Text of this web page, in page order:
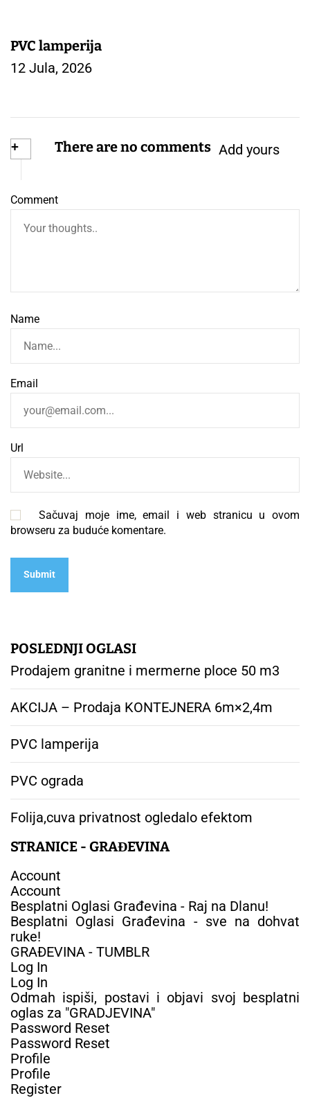
PVC lamperija
12 Jula, 2026
+ There are no comments Add yours
Comment
Name
Email
Url
Sačuvaj moje ime, email i web stranicu u ovom
browseru za buduće komentare.
POSLEDNJI OGLASI
Prodajem granitne i mermerne ploce 50 m3
AKCIJA – Prodaja KONTEJNERA 6m×2,4m
PVC lamperija
PVC ograda
Folija,cuva privatnost ogledalo efektom
STRANICE - GRAĐEVINA
Account
Account
Besplatni Oglasi Građevina - Raj na Dlanu!
Besplatni Oglasi Građevina - sve na dohvat
ruke!
GRAĐEVINA - TUMBLR
Log In
Log In
Odmah ispiši, postavi i objavi svoj besplatni
oglas za "GRADJEVINA"
Password Reset
Password Reset
Profile
Profile
Register